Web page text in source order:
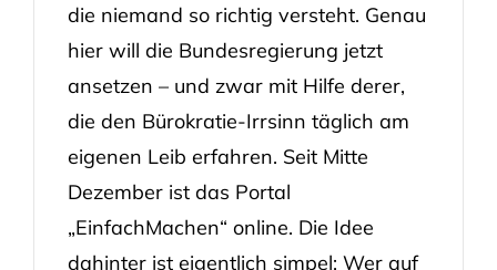
die niemand so richtig versteht. Genau
hier will die Bundesregierung jetzt
ansetzen – und zwar mit Hilfe derer,
die den Bürokratie-Irrsinn täglich am
eigenen Leib erfahren. Seit Mitte
Dezember ist das Portal
„EinfachMachen“ online. Die Idee
dahinter ist eigentlich simpel: Wer auf